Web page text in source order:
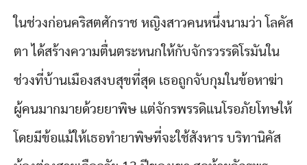
ในช่วงก่อนคริสตศักราช หญิงสาวคนหนึ่งนามว่า โลคัส
ตา ได้สร้างความตื่นตระหนกให้กับจักรวรรดิโรมันใน
ช่วงที่บ้านเมืองสงบสุขที่สุด เธอถูกจับกุมในข้อหาฆ่า
ผู้คนมากมายด้วยยาพิษ แต่จักรพรรดิแนโรอภัยโทษให้
โดยมีข้อแม้ให้เธอทำยาพิษที่จะใช้สังหาร บริทานิคัส